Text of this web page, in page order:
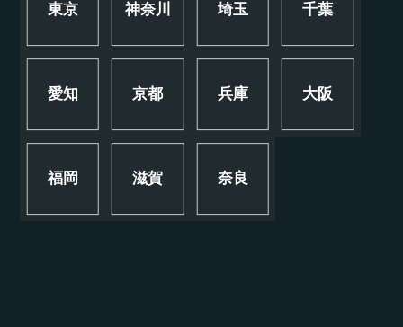
東京 神奈川 埼玉 千葉
愛知 京都 兵庫 大阪
福岡 滋賀 奈良